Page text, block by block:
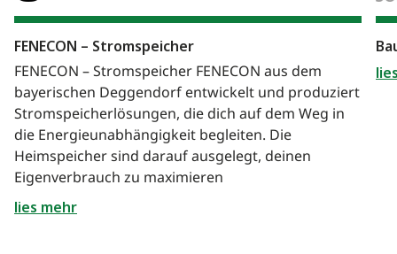
FENECON – Stromspeicher
FENECON – Stromspeicher FENECON aus dem
bayerischen Deggendorf entwickelt und produziert
Stromspeicherlösungen, die dich auf dem Weg in
die Energieunabhängigkeit begleiten. Die
Heimspeicher sind darauf ausgelegt, deinen
Eigenverbrauch zu maximieren
lies mehr